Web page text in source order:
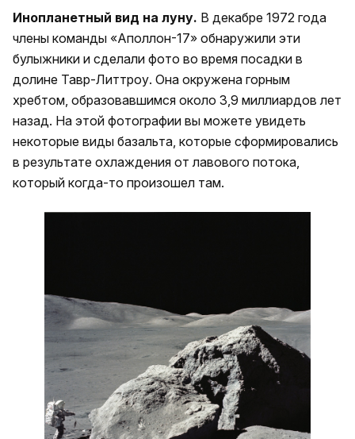
Инопланетный вид на луну. В декабре 1972 года
члены команды «Аполлон-17» обнаружили эти
булыжники и сделали фото во время посадки в
долине Тавр-Литтроу. Она окружена горным
хребтом, образовавшимся около 3,9 миллиардов лет
назад. На этой фотографии вы можете увидеть
некоторые виды базальта, которые сформировались
в результате охлаждения от лавового потока,
который когда-то произошел там.